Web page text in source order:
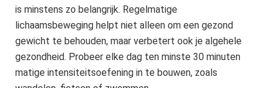
is minstens zo belangrijk. Regelmatige
lichaamsbeweging helpt niet alleen om een gezond
gewicht te behouden, maar verbetert ook je algehele
gezondheid. Probeer elke dag ten minste 30 minuten
matige intensiteitsoefening in te bouwen, zoals